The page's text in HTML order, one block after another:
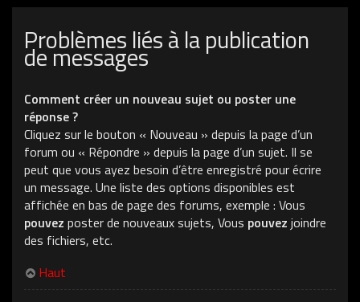
Problèmes liés à la publication
de messages
Comment créer un nouveau sujet ou poster une
réponse ?
Cliquez sur le bouton « Nouveau » depuis la page d’un
forum ou « Répondre » depuis la page d’un sujet. Il se
peut que vous ayez besoin d’être enregistré pour écrire
un message. Une liste des options disponibles est
affichée en bas de page des forums, exemple : Vous
pouvez poster de nouveaux sujets, Vous pouvez joindre
des fichiers, etc.
Haut